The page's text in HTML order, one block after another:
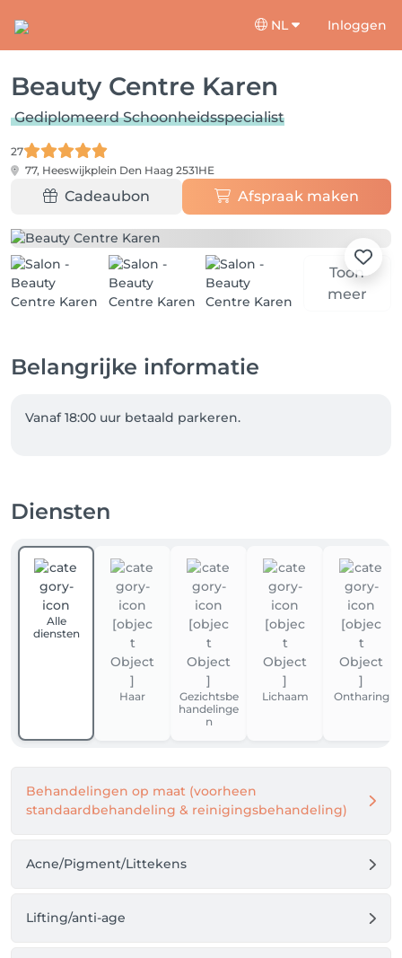
NL Inloggen
Beauty Centre Karen
Gediplomeerd Schoonheidsspecialist
27
77, Heeswijkplein Den Haag 2531HE
Cadeaubon Afspraak maken
Toon
meer
Belangrijke informatie
Vanaf 18:00 uur betaald parkeren.
Diensten
Alle
diensten
Haar
Gezichtsbe
handelinge
n
Lichaam Ontharing
Behandelingen op maat (voorheen
standaardbehandeling & reinigingsbehandeling)
Acne/Pigment/Littekens
Lifting/anti-age